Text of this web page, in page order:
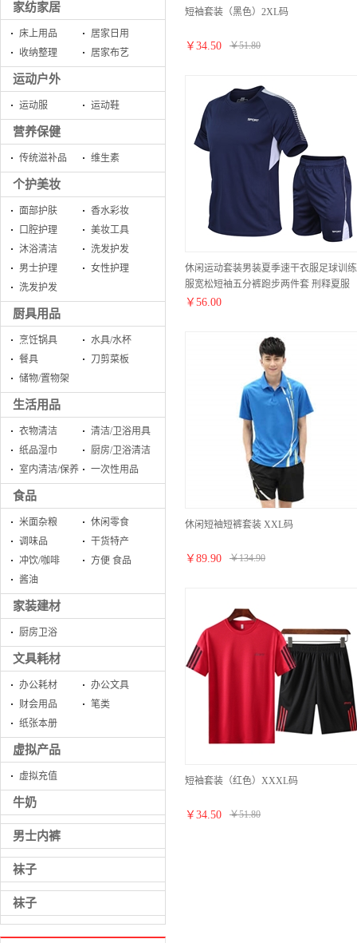
家纺家居
床上用品
居家日用
收纳整理
居家布艺
运动户外
运动服 运动鞋
营养保健
传统滋补品 维生素
个护美妆
面部护肤
香水彩妆
口腔护理
美妆工具
沐浴清洁
洗发护发
男士护理
女性护理
洗发护发
厨具用品
烹饪锅具
水具/水杯
餐具
刀剪菜板
储物/置物架
生活用品
衣物清洁
清洁/卫浴用具
纸品湿巾
厨房/卫浴清洁
室内清洁/保养
一次性用品
食品
米面杂粮
休闲零食
调味品
干货特产
冲饮/咖啡
方便 食品
酱油
家装建材
厨房卫浴
文具耗材
办公耗材
办公文具
财会用品
笔类
纸张本册
虚拟产品
虚拟充值
牛奶
男士内裤
袜子
袜子
短袖套装（黑色）2XL码
￥ 34.50 ￥51.80
休闲运动套装男装夏季速干衣服足球训练
服宽松短袖五分裤跑步两件套 刑释夏服
￥ 56.00
休闲短袖短裤套装 XXL码
￥ 89.90 ￥134.90
短袖套装（红色）XXXL码
￥ 34.50 ￥51.80